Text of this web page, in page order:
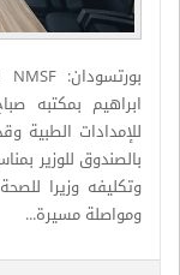
ابراهيم بمكتبه
للإمدادات الطبية
بالصندوق للوزير
وتكليفه وزيرا
ومواصلة مسيرة...